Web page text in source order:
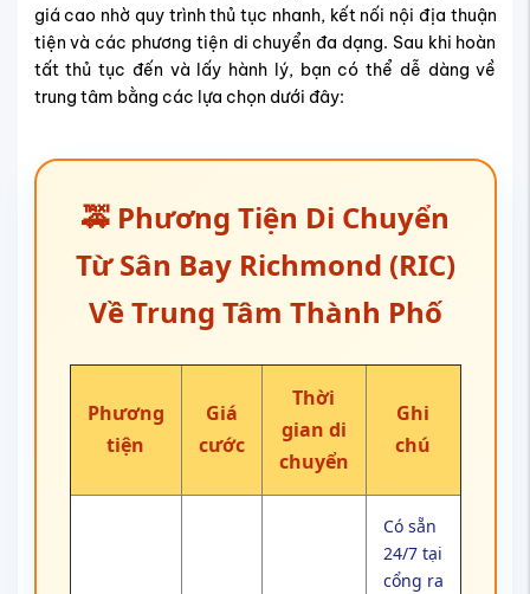
giá cao nhờ quy trình thủ tục nhanh, kết nối nội địa thuận
tiện và các phương tiện di chuyển đa dạng. Sau khi hoàn
tất thủ tục đến và lấy hành lý, bạn có thể dễ dàng về
trung tâm bằng các lựa chọn dưới đây:
🚕 Phương Tiện Di Chuyển
Từ Sân Bay Richmond (RIC)
Về Trung Tâm Thành Phố
Phương
tiện
Giá
cước
Thời
gian di
chuyển
Ghi
chú
Có sẵn
24/7 tại
cổng ra